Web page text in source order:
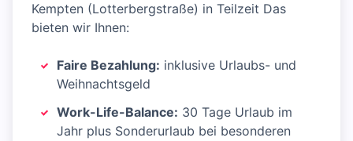
Kempten (Lotterbergstraße) in Teilzeit Das
bieten wir Ihnen:
Faire Bezahlung: inklusive Urlaubs- und
Weihnachtsgeld
Work-Life-Balance: 30 Tage Urlaub im
Jahr plus Sonderurlaub bei besonderen